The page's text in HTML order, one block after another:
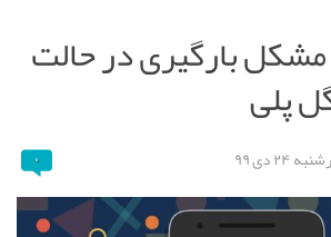
بارگیری در حالت
پلی
۲۴ دی ۹۹ ۰